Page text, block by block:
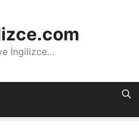
İngilizce…